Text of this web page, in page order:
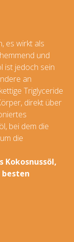
es wirkt als
und
ist jedoch sein
an
Triglyceride
direkt über
bei dem die
die
besten